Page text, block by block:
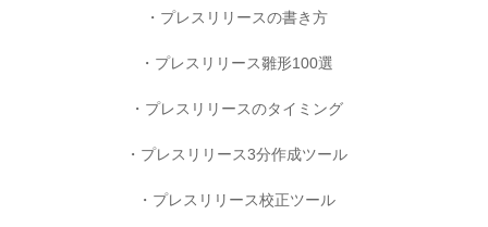
プレスリリースの書き方
プレスリリース雛形100選
プレスリリースのタイミング
プレスリリース3分作成ツール
プレスリリース校正ツール